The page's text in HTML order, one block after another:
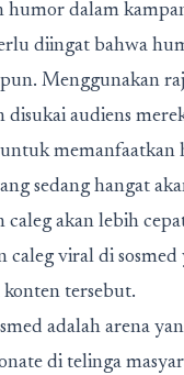
dalam
diingat bahwa
Menggunakan
audiens
memanfaatkan
sedang hangat
caleg akan lebih
caleg viral di
konten tersebut.
adalah arena
di telinga